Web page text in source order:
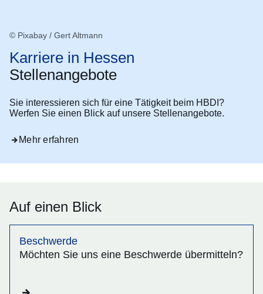
© Pixabay / Gert Altmann
Karriere in Hessen
Stellenangebote
Sie interessieren sich für eine Tätigkeit beim HBDI?
Werfen Sie einen Blick auf unsere Stellenangebote.
Mehr erfahren
Auf einen Blick
Beschwerde
Möchten Sie uns eine Beschwerde übermitteln?